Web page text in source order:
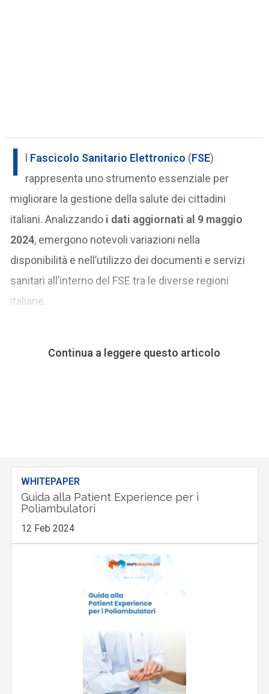
I Fascicolo Sanitario Elettronico (FSE)
rappresenta uno strumento essenziale per
migliorare la gestione della salute dei cittadini
italiani. Analizzando i dati aggiornati al 9 maggio
2024, emergono notevoli variazioni nella
disponibilità e nell’utilizzo dei documenti e servizi
sanitari all’interno del FSE tra le diverse regioni
italiane.
Continua a leggere questo articolo
WHITEPAPER
Guida alla Patient Experience per i
Poliambulatori
12 Feb 2024